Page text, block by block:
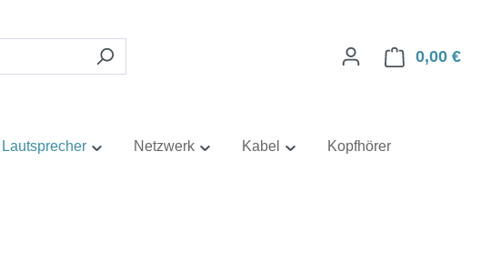
0,00 €
Lautsprecher Netzwerk Kabel Kopfhörer